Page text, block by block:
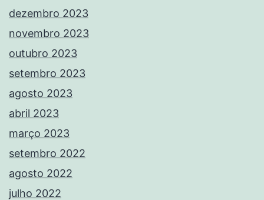
dezembro 2023
novembro 2023
outubro 2023
setembro 2023
agosto 2023
abril 2023
março 2023
setembro 2022
agosto 2022
julho 2022